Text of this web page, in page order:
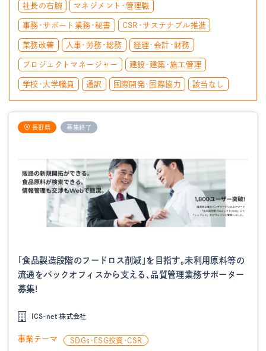
社長の右腕 マネジメント・管理職
事務・サポート業務・秘書 CSR・サステナブル推進
業務改善 人事・労務・総務 経理・会計・財務
プロジェクトマネージャー 建設・建築・施工管理
学校・大学職員 通訳 国際開発・国際協力 該当なし
長野県 募集終了
「食品製造段階のフードロス削減」を目指す。未利用原料等の
流通をバックオフィスから支える、品質管理業務サポーター
募集!
ICS-net 株式会社
事業テーマ SDGs・ESG投資・CSR